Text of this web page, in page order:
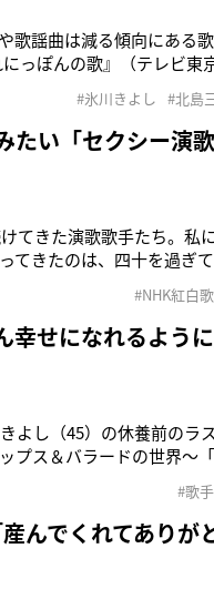
歌謡曲は減る傾向にある
っぽんの歌』（テレビ東
星俊一さんに、演歌への
#氷川きよし #北島
い「セクシー演
てきた演歌歌手たち。私
てきたのは、四十を過ぎ
のは、“視聴者を絶対に
#NHK紅白
せになれるように
よし（45）の休養前のラ
プス＆バラードの世界～
って少年になった少女の
#歌手
んでくれてありが